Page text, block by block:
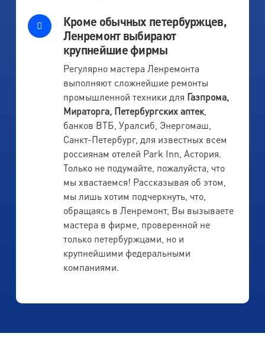
Кроме обычных петербуржцев,
Ленремонт выбирают
крупнейшие фирмы
Регулярно мастера Ленремонта
выполняют сложнейшие ремонты
промышленной техники для Газпрома,
Мираторга, Петербургских аптек,
банков ВТБ, Уралсиб, Энергомаш,
Санкт-Петербург, для известных всем
россиянам отелей Park Inn, Астория.
Только не подумайте, пожалуйста, что
мы хвастаемся! Рассказывая об этом,
мы лишь хотим подчеркнуть, что,
обращаясь в Ленремонт, Вы вызываете
мастера в фирме, проверенной не
только петербуржцами, но и
крупнейшими федеральными
компаниями.